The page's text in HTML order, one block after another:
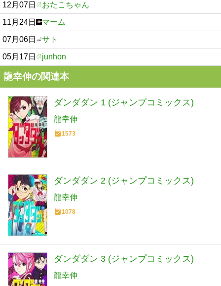
12月07日 おたこちゃん
11月24日 マーム
07月06日 サト
05月17日 junhon
龍幸伸の関連本
ダンダダン 1 (ジャンプコミックス)
龍幸伸
1573
ダンダダン 2 (ジャンプコミックス)
龍幸伸
1078
ダンダダン 3 (ジャンプコミックス)
龍幸伸